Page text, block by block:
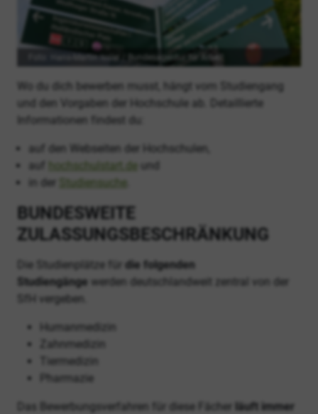
Foto: Hans-Martin Issler / Bundesagentur für Arbeit
Wo du dich bewerben musst, hängt vom Studiengang
und den Vorgaben der Hochschule ab. Detaillierte
Informationen findest du:
auf den Webseiten der Hochschulen,
auf
hochschulstart.de und
in der
Studiensuche
BUNDESWEITE
ZULASSUNGSBESCHRÄNKUNG
Die Studienplätze für die folgenden
Studiengänge werden deutschlandweit zentral von der
SfH vergeben.
Humanmedizin
Zahnmedizin
Tiermedizin
Pharmazie
Das Bewerbungsverfahren für diese Fächer läuft immer